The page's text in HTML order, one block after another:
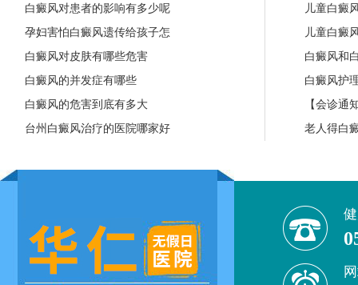
白癜风对患者的影响有多少呢
孕妇害怕白癜风遗传给孩子怎
白癜风对皮肤有哪些危害
白癜风的并发症有哪些
白癜风的危害到底有多大
台州白癜风治疗的医院哪家好
儿童白癜
儿童白癜
白癜风和
白癜风护
【会诊通
老人得白